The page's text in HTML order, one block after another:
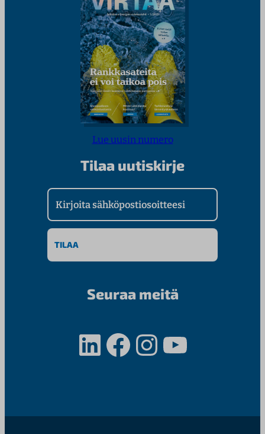
Lue uusin numero
Tilaa uutiskirje
Kirjoita sähköpostiosoitteesi
Seuraa meitä
LinkedIn Facebook InstagramYouTube